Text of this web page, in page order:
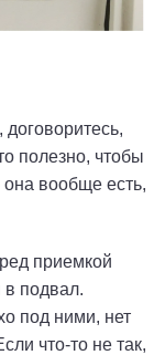
полезно, чтобы
она вообще есть,
приемкой
в подвал.
под ними, нет
что-то не так,